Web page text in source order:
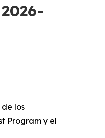
los
Program y el